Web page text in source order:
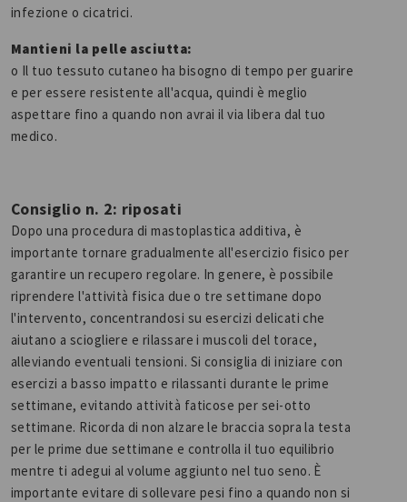
infezione o cicatrici.
Mantieni la pelle asciutta:
o Il tuo tessuto cutaneo ha bisogno di tempo per guarire
e per essere resistente all'acqua, quindi è meglio
aspettare fino a quando non avrai il via libera dal tuo
medico.
Consiglio n. 2: riposati
Dopo una procedura di mastoplastica additiva, è
importante tornare gradualmente all'esercizio fisico per
garantire un recupero regolare. In genere, è possibile
riprendere l'attività fisica due o tre settimane dopo
l'intervento, concentrandosi su esercizi delicati che
aiutano a sciogliere e rilassare i muscoli del torace,
alleviando eventuali tensioni. Si consiglia di iniziare con
esercizi a basso impatto e rilassanti durante le prime
settimane, evitando attività faticose per sei-otto
settimane. Ricorda di non alzare le braccia sopra la testa
per le prime due settimane e controlla il tuo equilibrio
mentre ti adegui al volume aggiunto nel tuo seno. È
importante evitare di sollevare pesi fino a quando non si